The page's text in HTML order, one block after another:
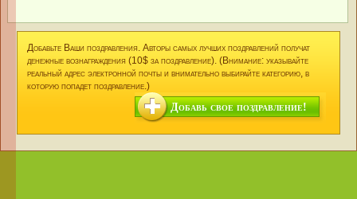
Добавьте Ваши поздравления. Авторы самых лучших поздравлений получат
денежные вознаграждения (10$ за поздравление). (Внимание: указывайте
реальный адрес электронной почты и внимательно выбирайте категорию, в
которую попадет поздравление.)
Добавь свое поздравление!